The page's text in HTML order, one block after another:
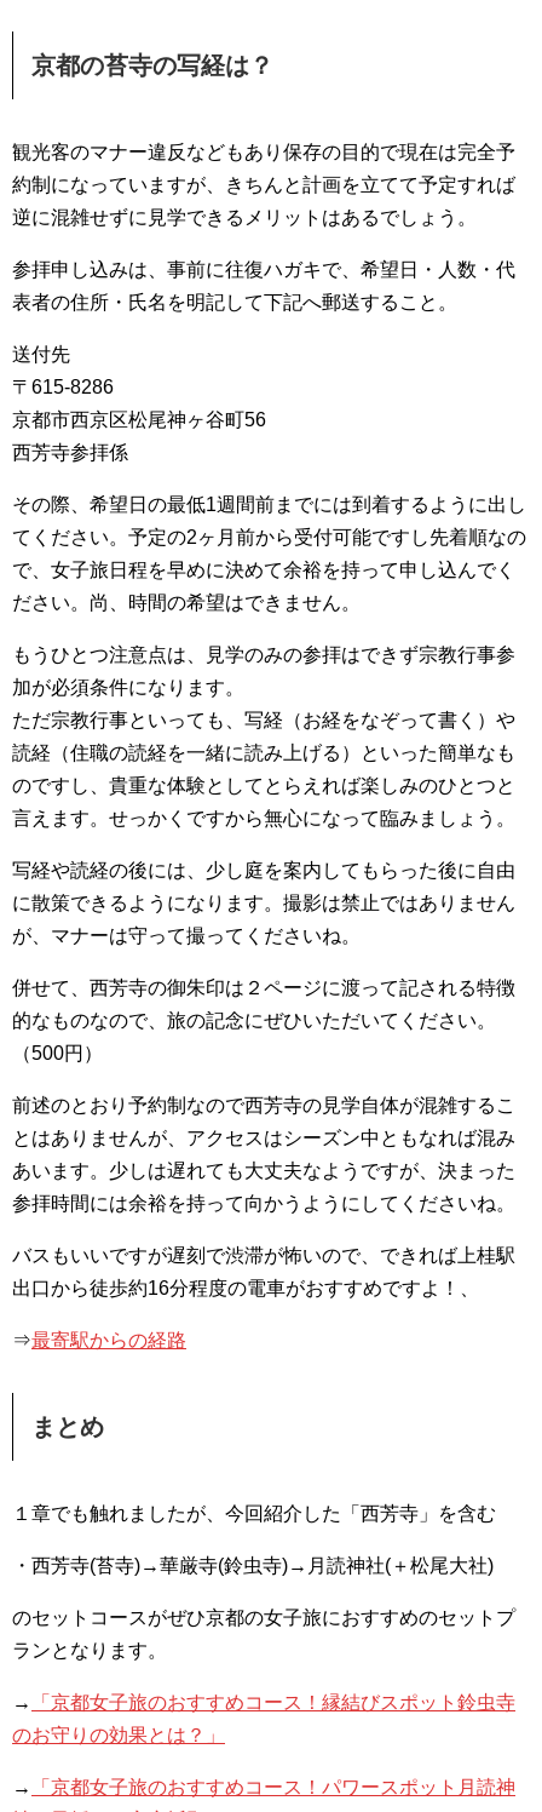
京都の苔寺の写経は？
観光客のマナー違反などもあり保存の目的で現在は完全予
約制になっていますが、きちんと計画を立てて予定すれば
逆に混雑せずに見学できるメリットはあるでしょう。
参拝申し込みは、事前に往復ハガキで、希望日・人数・代
表者の住所・氏名を明記して下記へ郵送すること。
送付先
〒615-8286
京都市西京区松尾神ヶ谷町56
西芳寺参拝係
その際、希望日の最低1週間前までには到着するように出し
てください。予定の2ヶ月前から受付可能ですし先着順なの
で、女子旅日程を早めに決めて余裕を持って申し込んでく
ださい。尚、時間の希望はできません。
もうひとつ注意点は、見学のみの参拝はできず宗教行事参
加が必須条件になります。
ただ宗教行事といっても、写経（お経をなぞって書く）や
読経（住職の読経を一緒に読み上げる）といった簡単なも
のですし、貴重な体験としてとらえれば楽しみのひとつと
言えます。せっかくですから無心になって臨みましょう。
写経や読経の後には、少し庭を案内してもらった後に自由
に散策できるようになります。撮影は禁止ではありません
が、マナーは守って撮ってくださいね。
併せて、西芳寺の御朱印は２ページに渡って記される特徴
的なものなので、旅の記念にぜひいただいてください。
（500円）
前述のとおり予約制なので西芳寺の見学自体が混雑するこ
とはありませんが、アクセスはシーズン中ともなれば混み
あいます。少しは遅れても大丈夫なようですが、決まった
参拝時間には余裕を持って向かうようにしてくださいね。
バスもいいですが遅刻で渋滞が怖いので、できれば上桂駅
出口から徒歩約16分程度の電車がおすすめですよ！、
⇒最寄駅からの経路
まとめ
１章でも触れましたが、今回紹介した「西芳寺」を含む
・西芳寺(苔寺)→華厳寺(鈴虫寺)→月読神社(＋松尾大社)
のセットコースがぜひ京都の女子旅におすすめのセットプ
ランとなります。
→
「京都女子旅のおすすめコース！縁結びスポット鈴虫寺
のお守りの効果とは？」
→
「京都女子旅のおすすめコース！パワースポット月読神